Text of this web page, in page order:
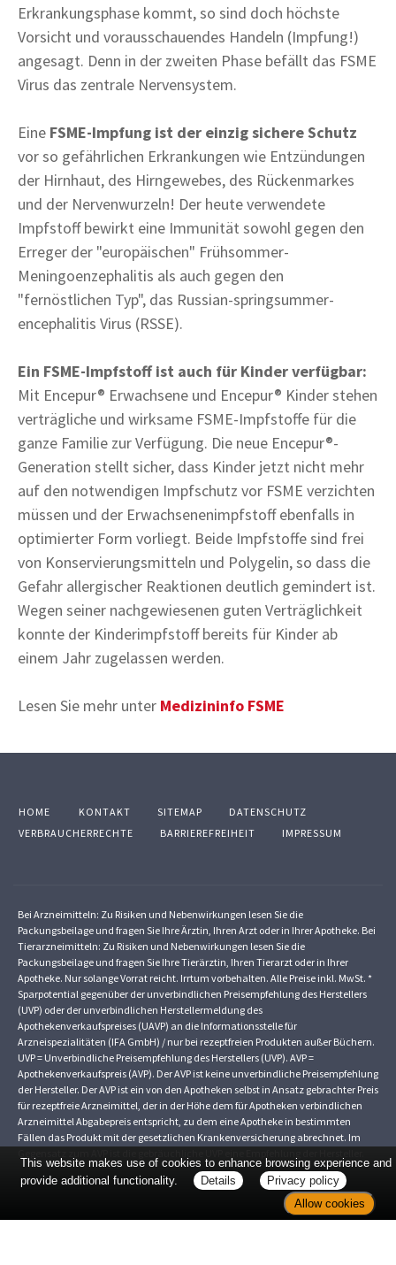
Erkrankungsphase kommt, so sind doch höchste
Vorsicht und vorausschauendes Handeln (Impfung!)
angesagt. Denn in der zweiten Phase befällt das FSME
Virus das zentrale Nervensystem.
Eine FSME-Impfung ist der einzig sichere Schutz
vor so gefährlichen Erkrankungen wie Entzündungen
der Hirnhaut, des Hirngewebes, des Rückenmarkes
und der Nervenwurzeln! Der heute verwendete
Impfstoff bewirkt eine Immunität sowohl gegen den
Erreger der "europäischen" Frühsommer-
Meningoenzephalitis als auch gegen den
"fernöstlichen Typ", das Russian-springsummer-
encephalitis Virus (RSSE).
Ein FSME-Impfstoff ist auch für Kinder verfügbar:
Mit Encepur® Erwachsene und Encepur® Kinder stehen
verträgliche und wirksame FSME-Impfstoffe für die
ganze Familie zur Verfügung. Die neue Encepur®-
Generation stellt sicher, dass Kinder jetzt nicht mehr
auf den notwendigen Impfschutz vor FSME verzichten
müssen und der Erwachsenenimpfstoff ebenfalls in
optimierter Form vorliegt. Beide Impfstoffe sind frei
von Konservierungsmitteln und Polygelin, so dass die
Gefahr allergischer Reaktionen deutlich gemindert ist.
Wegen seiner nachgewiesenen guten Verträglichkeit
konnte der Kinderimpfstoff bereits für Kinder ab
einem Jahr zugelassen werden.
Lesen Sie mehr unter Medizininfo FSME
HOME KONTAKT SITEMAP
DATENSCHUTZ
VERBRAUCHERRECHTE
BARRIEREFREIHEIT IMPRESSUM
Bei Arzneimitteln: Zu Risiken und Nebenwirkungen lesen Sie die
Packungsbeilage und fragen Sie Ihre Ärztin, Ihren Arzt oder in Ihrer Apotheke. Bei
Tierarzneimitteln: Zu Risiken und Nebenwirkungen lesen Sie die
Packungsbeilage und fragen Sie Ihre Tierärztin, Ihren Tierarzt oder in Ihrer
Apotheke. Nur solange Vorrat reicht. Irrtum vorbehalten. Alle Preise inkl. MwSt. *
Sparpotential gegenüber der unverbindlichen Preisempfehlung des Herstellers
(UVP) oder der unverbindlichen Herstellermeldung des
Apothekenverkaufspreises (UAVP) an die Informationsstelle für
Arzneispezialitäten (IFA GmbH) / nur bei rezeptfreien Produkten außer Büchern.
UVP = Unverbindliche Preisempfehlung des Herstellers (UVP). AVP =
Apothekenverkaufspreis (AVP). Der AVP ist keine unverbindliche Preisempfehlung
der Hersteller. Der AVP ist ein von den Apotheken selbst in Ansatz gebrachter Preis
für rezeptfreie Arzneimittel, der in der Höhe dem für Apotheken verbindlichen
Arzneimittel Abgabepreis entspricht, zu dem eine Apotheke in bestimmten
Fällen das Produkt mit der gesetzlichen Krankenversicherung abrechnet. Im
This website makes use of cookies to enhance browsing experience and
provide additional functionality.
Details
Privacy policy
Allow cookies